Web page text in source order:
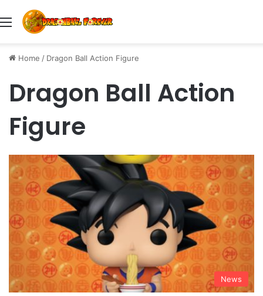
Menu
Home / Dragon Ball Action Figure
Dragon Ball Action
Figure
News